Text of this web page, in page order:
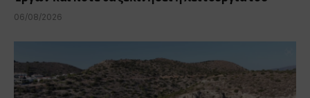
06/08/2026